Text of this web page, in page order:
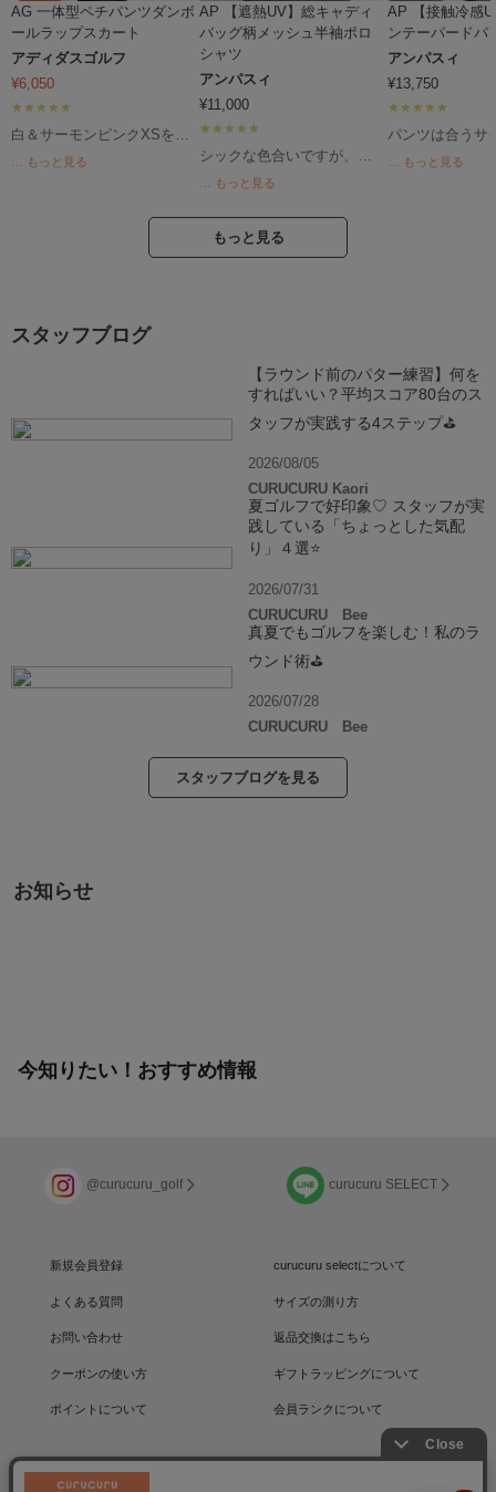
AG 一体型ペチパンツダンボ
ールラップスカート
アディダスゴルフ
¥6,050
白＆サーモンピンクXSを購
入。 少しゆとりがあるか
ても可愛いですし、買って
… もっと見る
AP 【遮熱UV】総キャディ
バッグ柄メッシュ半袖ポロ
シャツ
アンパスィ
¥11,000
シックな色合いですが、と
ってもさらっとして速乾性
ラウンドでも快適です。夏
は白や明るい色合いになり
がちなので、コーデの幅か
… もっと見る
AP 【接触冷感
ンテーパードパ
アンパスィ
¥13,750
パンツは合うサ
のが難しく、通
てもべたつかず
首から風が通る
く感じます。
は、鮮やかなス
… もっと見る
もっと見る
スタッフブログ
【ラウンド前のパター練習】何を
すればいい？平均スコア80台のス
タッフが実践する4ステップ⛳
2026/08/05
CURUCURU Kaori
夏ゴルフで好印象♡ スタッフが実
践している「ちょっとした気配
り」４選⭐️
2026/07/31
CURUCURU Bee
真夏でもゴルフを楽しむ！私のラ
ウンド術⛳️
2026/07/28
CURUCURU Bee
スタッフブログを見る
お知らせ
今知りたい！おすすめ情報
@curucuru_golf curucuru SELECT
新規会員登録 curucuru selectについて
よくある質問 サイズの測り方
お問い合わせ 返品交換はこちら
クーポンの使い方 ギフトラッピングについて
ポイントについて 会員ランクについて